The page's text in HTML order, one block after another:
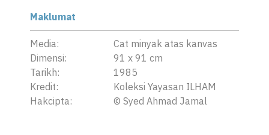
Maklumat
Media:
Cat minyak atas kanvas
Dimensi:
91 x 91 cm
Tarikh:
1985
Kredit:
Koleksi Yayasan ILHAM
Hakcipta:
©Syed Ahmad Jamal